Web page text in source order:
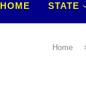
HOME STATE
Home